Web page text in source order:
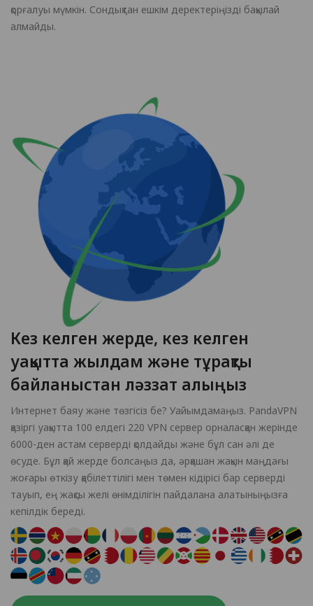
қорғалуы мүмкін. Сондықтан ешкім деректеріңізді бақылай
алмайды.
Кез келген жерде, кез келген
уақытта жылдам және тұрақты
байланыстан ләззат алыңыз
Интернет баяу және төзгісіз бе? Уайымдамаңыз. PandaVPN
қазіргі уақытта 100 елдегі 220 VPN сервер орналасқан жерінде
6000-ден астам серверді қолдайды және бұл сан әлі де
өсуде. Бұл қай жерде болсаңыз да, әрқашан жақын маңдағы
жоғары өткізу қабілеттілігі мен төмен кідірісі бар серверді
тауып, ең жақсы желі өнімділігін пайдалана алатыныңызға
кепілдік береді.